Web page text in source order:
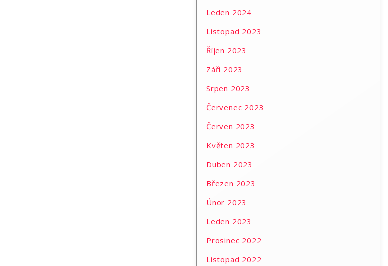
Leden 2024
Listopad 2023
Říjen 2023
Září 2023
Srpen 2023
Červenec 2023
Červen 2023
Květen 2023
Duben 2023
Březen 2023
Únor 2023
Leden 2023
Prosinec 2022
Listopad 2022